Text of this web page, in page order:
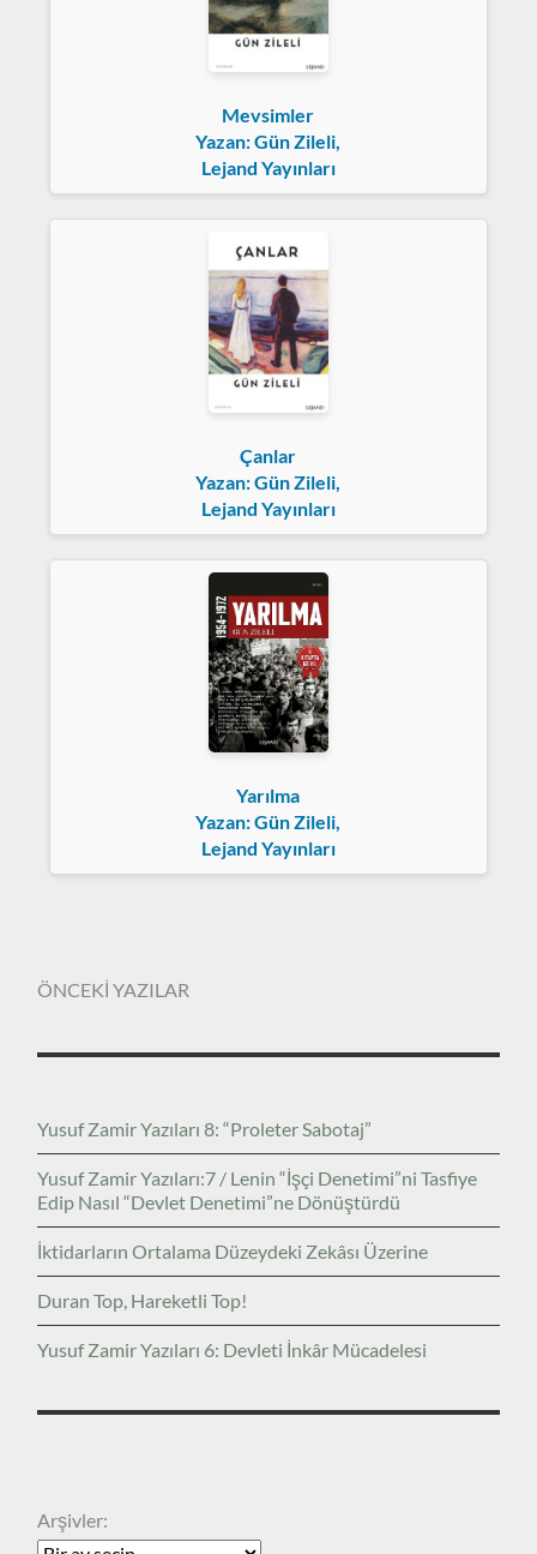
Mevsimler
Yazan: Gün Zileli,
Lejand Yayınları
Çanlar
Yazan: Gün Zileli,
Lejand Yayınları
Yarılma
Yazan: Gün Zileli,
Lejand Yayınları
ÖNCEKİ YAZILAR
Yusuf Zamir Yazıları 8: “Proleter Sabotaj”
Yusuf Zamir Yazıları:7 / Lenin “İşçi Denetimi”ni Tasfiye
Edip Nasıl “Devlet Denetimi”ne Dönüştürdü
İktidarların Ortalama Düzeydeki Zekâsı Üzerine
Duran Top, Hareketli Top!
Yusuf Zamir Yazıları 6: Devleti İnkâr Mücadelesi
Arşivler: